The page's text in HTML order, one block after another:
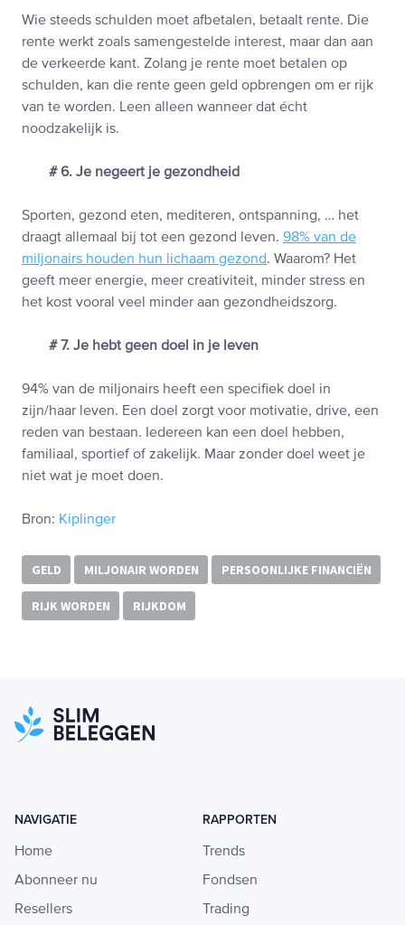
Wie steeds schulden moet afbetalen, betaalt rente. Die
rente werkt zoals samengestelde interest, maar dan aan
de verkeerde kant. Zolang je rente moet betalen op
schulden, kan die rente geen geld opbrengen om er rijk
van te worden. Leen alleen wanneer dat écht
noodzakelijk is.
# 6. Je negeert je gezondheid
Sporten, gezond eten, mediteren, ontspanning, … het
draagt allemaal bij tot een gezond leven. 98% van de
miljonairs houden hun lichaam gezond. Waarom? Het
geeft meer energie, meer creativiteit, minder stress en
het kost vooral veel minder aan gezondheidszorg.
# 7. Je hebt geen doel in je leven
94% van de miljonairs heeft een specifiek doel in
zijn/haar leven. Een doel zorgt voor motivatie, drive, een
reden van bestaan. Iedereen kan een doel hebben,
familiaal, sportief of zakelijk. Maar zonder doel weet je
niet wat je moet doen.
Bron: Kiplinger
GELD MILJONAIR WORDEN PERSOONLIJKE FINANCIËN
RIJK WORDEN RIJKDOM
NAVIGATIE
Home
Abonneer nu
Resellers
RAPPORTEN
Trends
Fondsen
Trading